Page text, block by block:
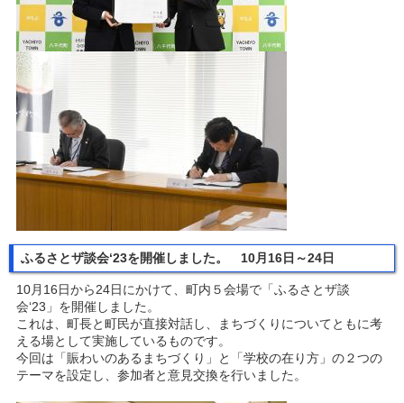
ふるさとザ談会‘23を開催しました。 10月16日～24日
10月16日から24日にかけて、町内５会場で「ふるさとザ談
会‘23」を開催しました。
これは、町長と町民が直接対話し、まちづくりについてともに考
える場として実施しているものです。
今回は「賑わいのあるまちづくり」と「学校の在り方」の２つの
テーマを設定し、参加者と意見交換を行いました。